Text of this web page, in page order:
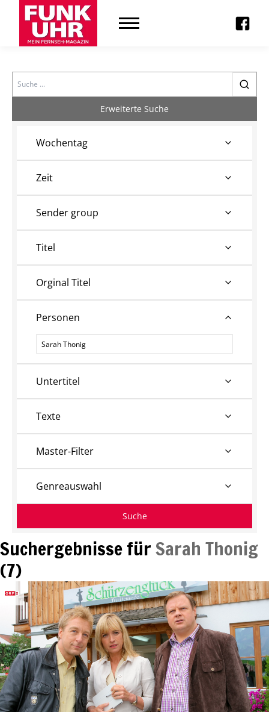
Search
Suchergebnisse fürSarah Thonig
(7)
Erweiterte Suche
Wochentag
Zeit
Sender group
Titel
Orginal Titel
Personen
Personen
Untertitel
Texte
Master-Filter
Genreauswahl
Suche